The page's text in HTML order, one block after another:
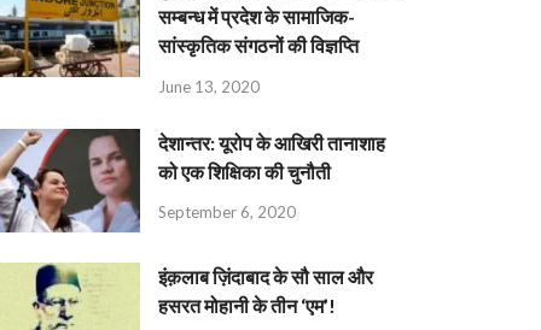
सम्बन्ध में प्रदेश के सामाजिक-
सांस्कृतिक संगठनों की विज्ञप्ति
June 13, 2020
देशान्‍तर: यूरोप के आखिरी तानाशाह
को एक शिक्षिका की चुनौती
September 6, 2020
इंक़लाब ज़िंदाबाद के सौ साल और
हसरत मोहानी के तीन ‘एम’!